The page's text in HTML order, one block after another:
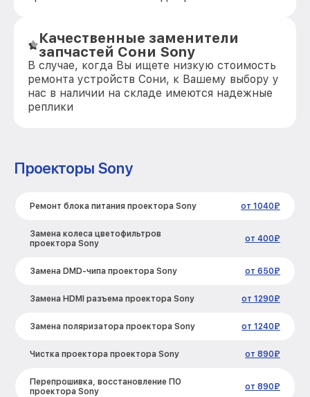
Качественные заменители
запчастей Сони Sony
В случае, когда Вы ищете низкую стоимость
ремонта устройств Сони, к Вашему выбору у
нас в наличии на складе имеются надежные
реплики
Проекторы Sony
Ремонт блока питания проектора Sony от 1040₽
Замена колеса цветофильтров
проектора Sony
от 400₽
Замена DMD-чипа проектора Sony от 650₽
Замена HDMI разъема проектора Sony от 1290₽
Замена поляризатора проектора Sony от 1240₽
Чистка проектора проектора Sony от 890₽
Перепрошивка, восстановление ПО
проектора Sony
от 890₽